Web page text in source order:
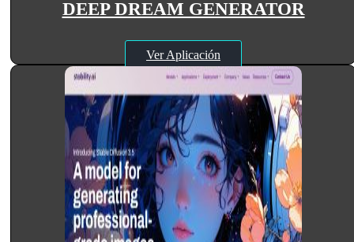
DEEP DREAM GENERATOR
Ver Aplicación